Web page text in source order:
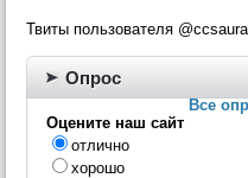
Твиты пользователя
Опрос
Все
Оцените наш сайт
отлично
хорошо